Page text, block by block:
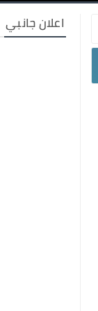
اعلان جانبي